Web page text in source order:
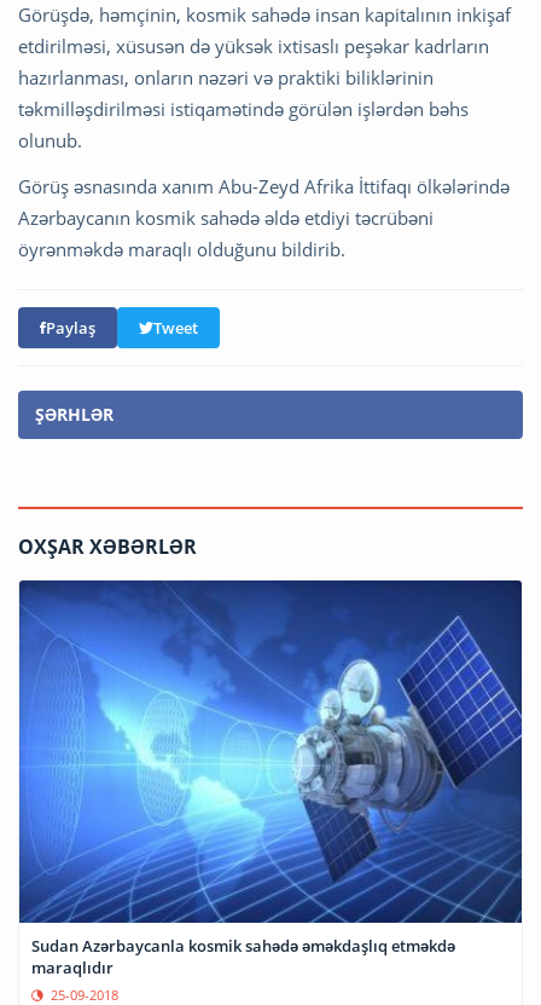
Görüşdə, həmçinin, kosmik sahədə insan kapitalının inkişaf
etdirilməsi, xüsusən də yüksək ixtisaslı peşəkar kadrların
hazırlanması, onların nəzəri və praktiki biliklərinin
təkmilləşdirilməsi istiqamətində görülən işlərdən bəhs
olunub.
Görüş əsnasında xanım Abu-Zeyd Afrika İttifaqı ölkələrində
Azərbaycanın kosmik sahədə əldə etdiyi təcrübəni
öyrənməkdə maraqlı olduğunu bildirib.
Paylaş Tweet
ŞƏRHLƏR
OXŞAR XƏBƏRLƏR
Sudan Azərbaycanla kosmik sahədə əməkdaşlıq etməkdə
maraqlıdır
25-09-2018